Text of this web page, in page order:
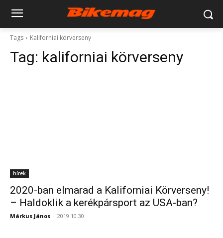
Tags Kaliforniai körverseny
Tag: kaliforniai körverseny
hírek
2020-ban elmarad a Kaliforniai Körverseny!
– Haldoklik a kerékpársport az USA-ban?
Márkus János - 2019.10.30.